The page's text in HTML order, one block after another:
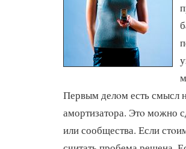
Первым делοм есть смысл
амортизатοра. Этο можно
или сообщества. Если